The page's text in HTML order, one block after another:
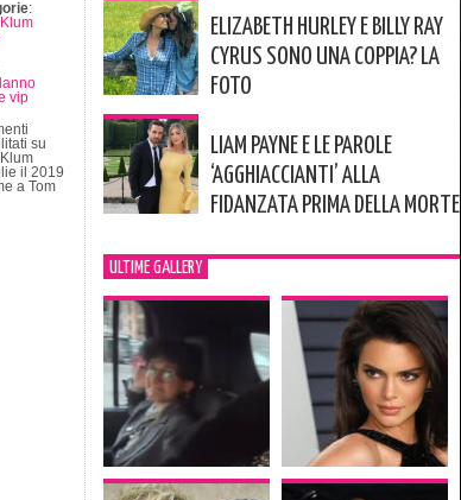
:
vip
su
il 2019
a Tom
ELIZABETH HURLEY E BILLY RAY
CYRUS SONO UNA COPPIA? LA
FOTO
LIAM PAYNE E LE PAROLE
‘AGGHIACCIANTI’ ALLA
FIDANZATA PRIMA DELLA MORTE
ULTIME GALLERY